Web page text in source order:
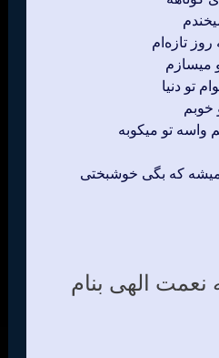
تازه‌ام
میسازم
تو دنیا
خوبم
واسه تو میکوبه
که بگی خوشبختی
نعمت الهی بنام